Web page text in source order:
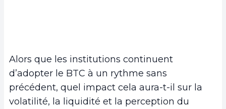
Alors que les institutions continuent
d’adopter le BTC à un rythme sans
précédent, quel impact cela aura-t-il sur la
volatilité, la liquidité et la perception du